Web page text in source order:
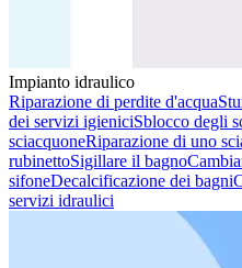
Impianto idraulico
Riparazione di perdite d'acqua
dei servizi igieniciSblocco degli
sciacquoneRiparazione di uno
rubinettoSigillare il bagno
sifoneDecalcificazione dei bagni
servizi idraulici